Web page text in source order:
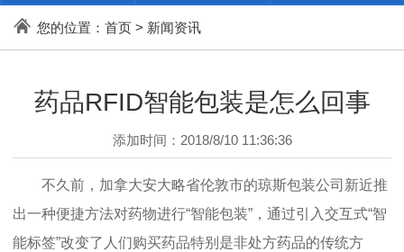
联系方式
您的位置： 首页> 新闻资讯
药品RFID智能包装是怎么回事
添加时间：2018/8/10 11:36:36
不久前，加拿大安大略省伦敦市的琼斯包装公司新近推
出一种便捷方法对药物进行“智能包装”，通过引入交互式“智
能标签”改变了人们购买药品特别是非处方药品的传统方